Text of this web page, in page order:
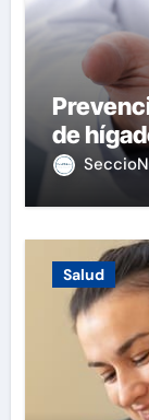
de
Salud